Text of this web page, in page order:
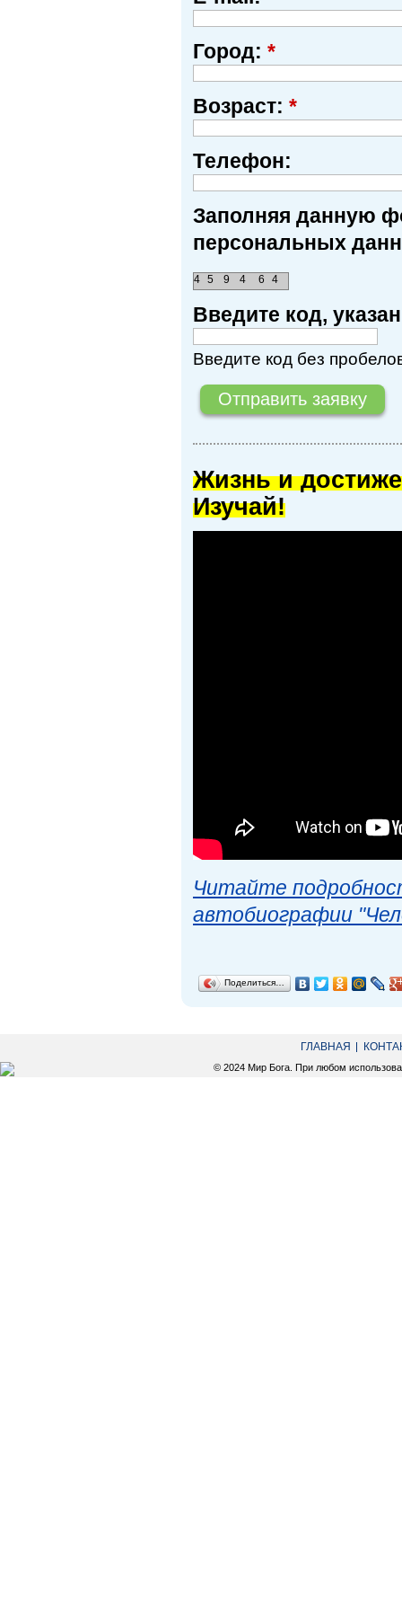
Город: *
Возраст: *
Телефон:
Заполняя данную
персональных
6 4
4 5 4
9
Введите код,
Введите код без
Жизнь и
Изучай!
Читайте
автобиографии
Поделиться…
ГЛАВНАЯ
© 2024 Мир Бога. При любом